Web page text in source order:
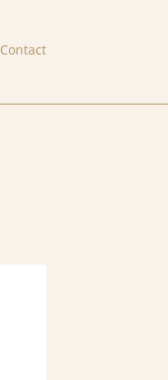
Contact